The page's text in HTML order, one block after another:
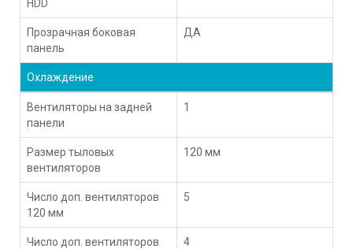
HDD
Прозрачная боковая
панель
ДА
Охлаждение
Вентиляторы на задней
панели
1
Размер тыловых
вентиляторов
120 мм
Число доп. вентиляторов
120 мм
5
Число доп. вентиляторов
4